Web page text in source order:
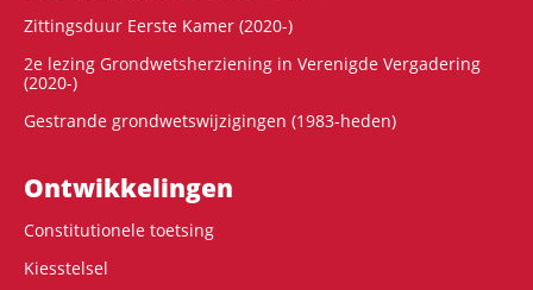
Zittingsduur Eerste Kamer (2020-)
2e lezing Grondwetsherziening in Verenigde Vergadering
(2020-)
Gestrande grondwetswijzigingen (1983-heden)
Ontwikke­lingen
Constitutionele toetsing
Kiesstelsel